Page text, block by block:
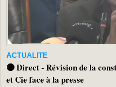
ACTUALITE
🔴 Direct - Révision de la
et Cie face à la presse